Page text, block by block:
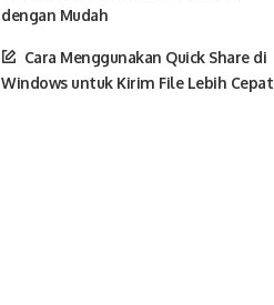
dengan Mudah
Cara Menggunakan Quick Share di
Windows untuk Kirim File Lebih Cepat